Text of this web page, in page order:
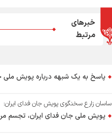
خبرهای
مرتبط
پاسخ به یک شبهه درباره پویش ملی
ساسان زارع سخنگوی پویش جان فدای ایران:
پویش ملی جان فدای ایران، تجسم